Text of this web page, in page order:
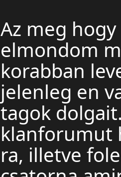
Az meg
elmondom
korabban
jelenleg en
tagok
klanforumut
ra, illetve